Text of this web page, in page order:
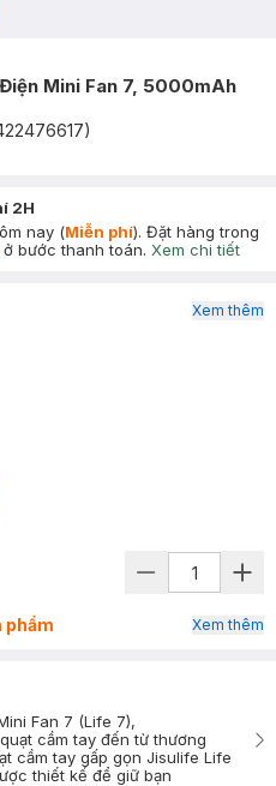
Mini Fan 7, 5000mAh
)
2H
nay (Miễn phí). Đặt hàng trong
ở bước thanh toán. Xem chi tiết
Xem thêm
phẩm Xem thêm
Fan 7 (Life 7),
cầm tay đến từ thương
cầm tay gấp gọn Jisulife Life
thiết kế để giữ bạn